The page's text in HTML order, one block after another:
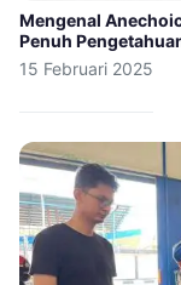
Mengenal
Penuh
15 Februari 2025